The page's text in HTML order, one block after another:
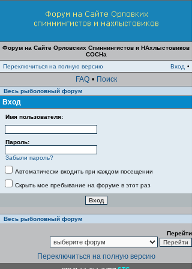
Форум на Сайте Орловских Спиннингистов и НАхлыстовиков
СОСНа
Переключиться на полную версию
Вход •
FAQ • Поиск
Весь рыболовный форум
Вход
Имя пользователя:
Пароль:
Забыли пароль?
Автоматически входить при каждом посещении
Скрыть мое пребывание на форуме в этот раз
Весь рыболовный форум
Перейти
Переключиться на полную версию